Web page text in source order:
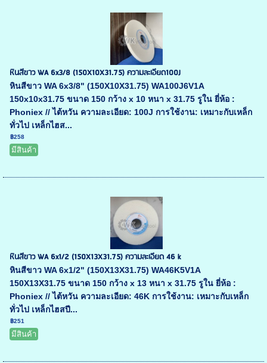
หินสีขาว WA 6x3/8 (150X10X31.75) ความละเอียด100J
หินสีขาว WA 6x3/8" (150X10X31.75) WA100J6V1A
150x10x31.75 ขนาด 150 กว้าง x 10 หนา x 31.75 รูใน ยี่ห้อ :
Phoniex // ไต้หวัน ความละเอียด: 100J การใช้งาน: เหมาะกับเหล็ก
ทั่วไป เหล็กไฮส...
฿258
มีสินค้า
หินสีขาว WA 6x1/2 (150X13X31.75) ความละเอียด 46 k
หินสีขาว WA 6x1/2" (150X13X31.75) WA46K5V1A
150X13X31.75 ขนาด 150 กว้าง x 13 หนา x 31.75 รูใน ยี่ห้อ :
Phoniex // ไต้หวัน ความละเอียด: 46K การใช้งาน: เหมาะกับเหล็ก
ทั่วไป เหล็กไฮสปี...
฿251
มีสินค้า